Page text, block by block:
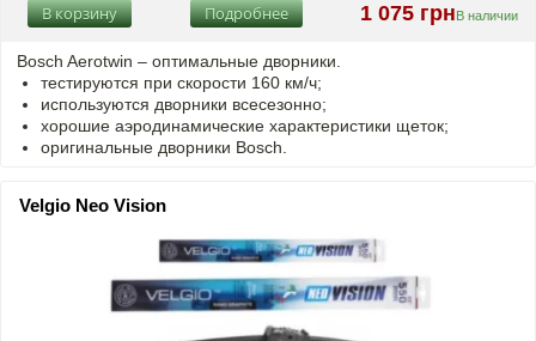
1 075 грн В наличии
Подробнее
В корзину
Bosch Aerotwin – оптимальные дворники.
тестируются при скорости 160 км/ч;
используются дворники всесезонно;
хорошие аэродинамические характеристики щеток;
оригинальные дворники Bosch.
Velgio Neo Vision